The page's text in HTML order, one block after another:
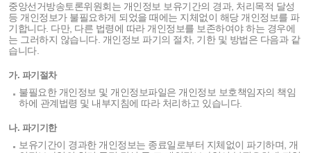
중앙선거방송토론위원회는 개인정보 보유기간의 경과, 처리목적 달성
등 개인정보가 불필요하게 되었을 때에는 지체없이 해당 개인정보를 파
기합니다. 다만, 다른 법령에 따라 개인정보를 보존하여야 하는 경우에
는 그러하지 않습니다. 개인정보 파기의 절차, 기한 및 방법은 다음과 같
습니다.
가. 파기절차
불필요한 개인정보 및 개인정보파일은 개인정보 보호책임자의 책임
하에 관계법령 및 내부지침에 따라 처리하고 있습니다.
나. 파기기한
보유기간이 경과한 개인정보는 종료일로부터 지체없이 파기하며, 개